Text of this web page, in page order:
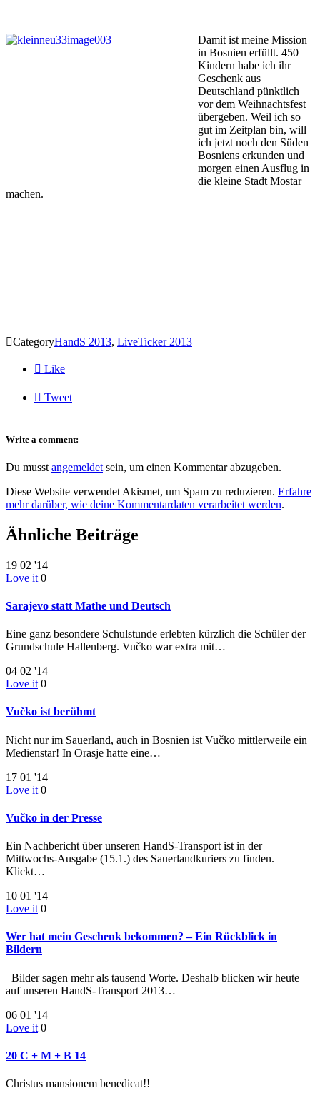
Damit ist meine Mission
in Bosnien erfüllt. 450
Kindern habe ich ihr
Geschenk aus
Deutschland pünktlich
vor dem Weihnachtsfest
übergeben. Weil ich so
gut im Zeitplan bin, will
ich jetzt noch den Süden
Bosniens erkunden und
morgen einen Ausflug in
die kleine Stadt Mostar
machen.
CategoryHandS 2013, LiveTicker 2013
 Like
 Tweet
Write a comment:
Du musst angemeldet sein, um einen Kommentar abzugeben.
Diese Website verwendet Akismet, um Spam zu reduzieren. Erfahre
mehr darüber, wie deine Kommentardaten verarbeitet werden.
Ähnliche Beiträge
19 02 '14
Love it 0
Sarajevo statt Mathe und Deutsch
Eine ganz besondere Schulstunde erlebten kürzlich die Schüler der
Grundschule Hallenberg. Vučko war extra mit…
04 02 '14
Love it 0
Vučko ist berühmt
Nicht nur im Sauerland, auch in Bosnien ist Vučko mittlerweile ein
Medienstar! In Orasje hatte eine…
17 01 '14
Love it 0
Vučko in der Presse
Ein Nachbericht über unseren HandS-Transport ist in der
Mittwochs-Ausgabe (15.1.) des Sauerlandkuriers zu finden.
Klickt…
10 01 '14
Love it 0
Wer hat mein Geschenk bekommen? – Ein Rückblick in
Bildern
Bilder sagen mehr als tausend Worte. Deshalb blicken wir heute
auf unseren HandS-Transport 2013…
06 01 '14
Love it 0
20 C + M + B 14
Christus mansionem benedicat!!